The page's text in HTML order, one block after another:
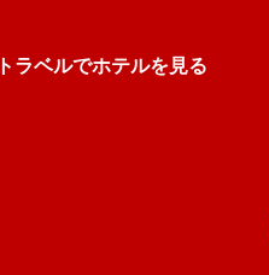
ラベルでホテルを見る